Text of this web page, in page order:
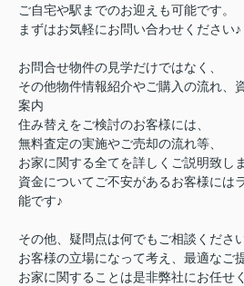
ご自宅や駅までのお迎えも可能です。
まずはお気軽にお問い合わせください♪
お問合せ物件の見学だけではなく、
その他物件情報紹介やご購入の流れ、
案内
住み替えをご検討のお客様には、
無料査定の実施やご売却の流れ等、
お家に関する全てを詳しくご説明致しま
資金についてご不安があるお客様には
能です♪
その他、疑問点は何でもご相談ください
お客様の立場になって考え、最適なご
お家に関することは是非弊社にお任せ